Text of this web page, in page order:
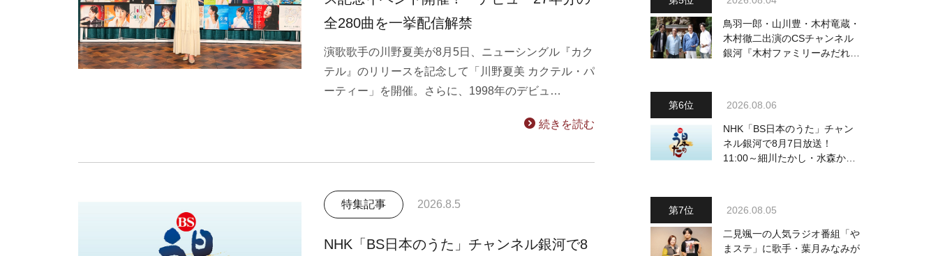
全280曲を一挙配信解禁
演歌歌手の川野夏美が8月5日、ニューシングル『カク
テル』のリリースを記念して「川野夏美 カクテル・パ
ーティー」を開催。さらに、1998年のデビュ…
続きを読む
特集記事 2026.8.5
NHK「BS日本のうた」チャンネル銀河で8
鳥羽一郎・山川豊・木村竜蔵・
木村徹二出演のCSチャンネル
銀河『木村ファミリーみだれ旅
2026.08.06
NHK「BS日本のうた」チャン
ネル銀河で8月7日放送！
11:00～細川たかし・水森かお
2026.08.05
二見颯一の人気ラジオ番組「や
まステ」に歌手・葉月みなみが